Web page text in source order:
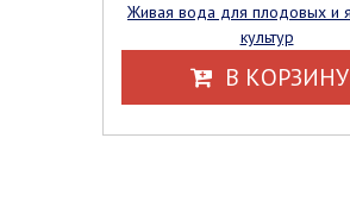
Живая вода для плодовых и ягодных
культур
В КОРЗИНУ